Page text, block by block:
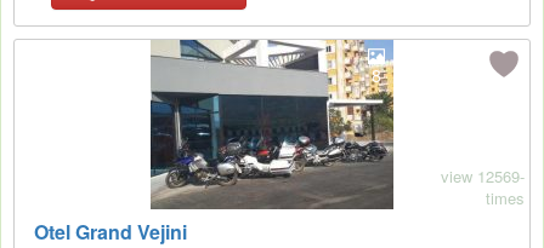
8
Otel Grand Vejini
view 12569-
times